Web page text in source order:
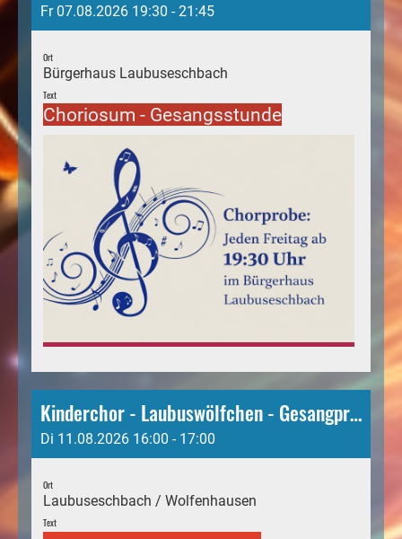
Fr 07.08.2026 19:30 - 21:45
Ort
Bürgerhaus Laubuseschbach
Text
Choriosum - Gesangsstunde
Kinderchor - Laubuswölfchen - Gesangprobe
Di 11.08.2026 16:00 - 17:00
Ort
Laubuseschbach / Wolfenhausen
Text